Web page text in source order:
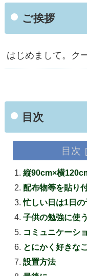
ご挨拶
はじめまして。ク
目次
目次
縦90cm×横
配布物等を貼り
忙しい日は1日の
子供の勉強に使う
コミュニケーシ
とにかく好きな
設置方法